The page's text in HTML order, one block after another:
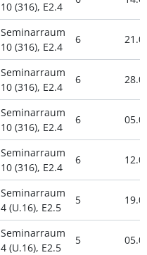
10 (316), E2.4
Seminarraum
10 (316), E2.4
6
Seminarraum
10 (316), E2.4
6
Seminarraum
10 (316), E2.4
6
Seminarraum
10 (316), E2.4
6
Seminarraum
4 (U.16), E2.5
5
Seminarraum
4 (U.16), E2.5
5